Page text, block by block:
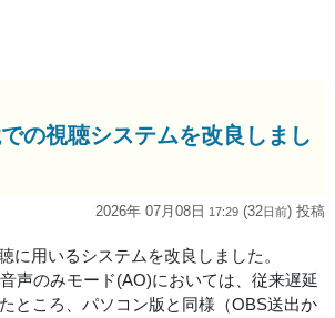
の視聴システムを改良しまし
2026年 07月08日 17:29 (32日前) 投稿
に用いるシステムを改良しました。
声のみモード(AO)においては、従来遅延
ところ、パソコン版と同様（OBS送出か